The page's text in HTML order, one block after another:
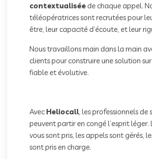
contextualiséede chaque appel.
téléopératrices sont recrutées pour
être, leur capacité d’écoute, et leur
Nous travaillons main dans la main
clients pour construire une solution sur
fiable et évolutive.
Avec Heliocall , les professionnels de
peuvent partir en congé l’esprit léger.
vous sont pris, les appels sont gérés,
sont pris en charge.